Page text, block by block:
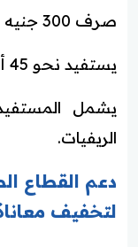
صرف 300 جنيه إضافية خلال رمضان والعيد.
يستفيد نحو 45 ألف مواطن.
يشمل
الريفيات.
لتخفيف